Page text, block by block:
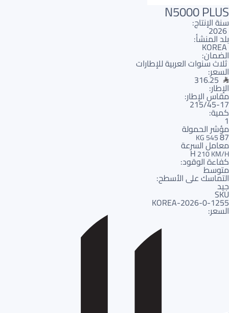
N5000 PLUS
سنة الإنتاج:
2026
بلد المنشأ:
KOREA
الضمان:
ثلاث سنوات العربية للإطارات
السعر:
316.25
الإطار:
مقاس الإطار:
215/45-17
كمية:
1
مؤشر الحمولة
87
545 KG
معامل السرعة
H210 KM/H
كفاءة الوقود:
متوسط
التماسك على الأسطح:
جيد
SKU
1255-KOREA-2026-0
السعر: